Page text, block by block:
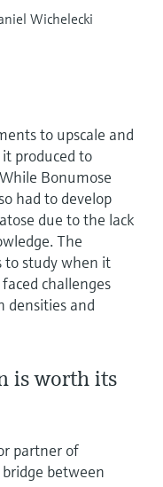
Wichelecki
to upscale and
produced to
Bonumose
had to develop
due to the lack
The
to study when it
challenges
densities and
is worth its
partner of
between